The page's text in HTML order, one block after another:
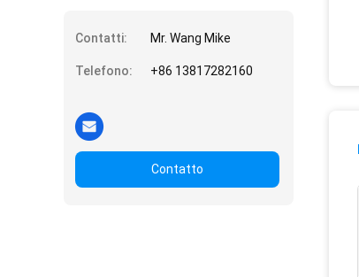
Contatti: Mr. Wang Mike
Telefono: +86 13817282160
Contatto